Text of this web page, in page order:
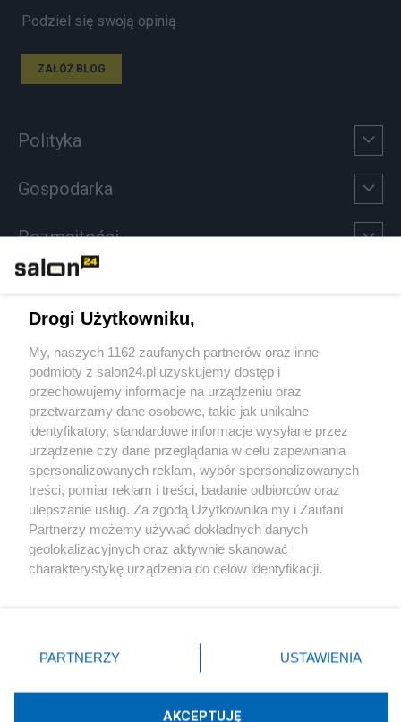
Podziel się swoją opinią
ZAŁÓŻ BLOG
Polityka
Gospodarka
Rozmaitości
Sport
Społeczeństwo
Kultura
X Facebook Instagram Youtube
Drogi Użytkowniku,
My, naszych 1162 zaufanych partnerów oraz inne
podmioty z salon24.pl uzyskujemy dostęp i
przechowujemy informacje na urządzeniu oraz
przetwarzamy dane osobowe, takie jak unikalne
identyfikatory, standardowe informacje wysyłane przez
urządzenie czy dane przeglądania w celu zapewniania
spersonalizowanych reklam, wybór spersonalizowanych
treści, pomiar reklam i treści, badanie odbiorców oraz
ulepszanie usług. Za zgodą Użytkownika my i Zaufani
Partnerzy możemy używać dokładnych danych
geolokalizacyjnych oraz aktywnie skanować
charakterystykę urządzenia do celów identyfikacji.
zmienić/wycofać klikając przycisk ustawień prywatności
znajdujący się w lewym dolnym rogu strony
rodzaje przetwarzania danych nie wymagają zgody
użytkownika, ale masz prawo sprzeciwić się takiemu
PARTNERZY USTAWIENIA
AKCEPTUJĘ